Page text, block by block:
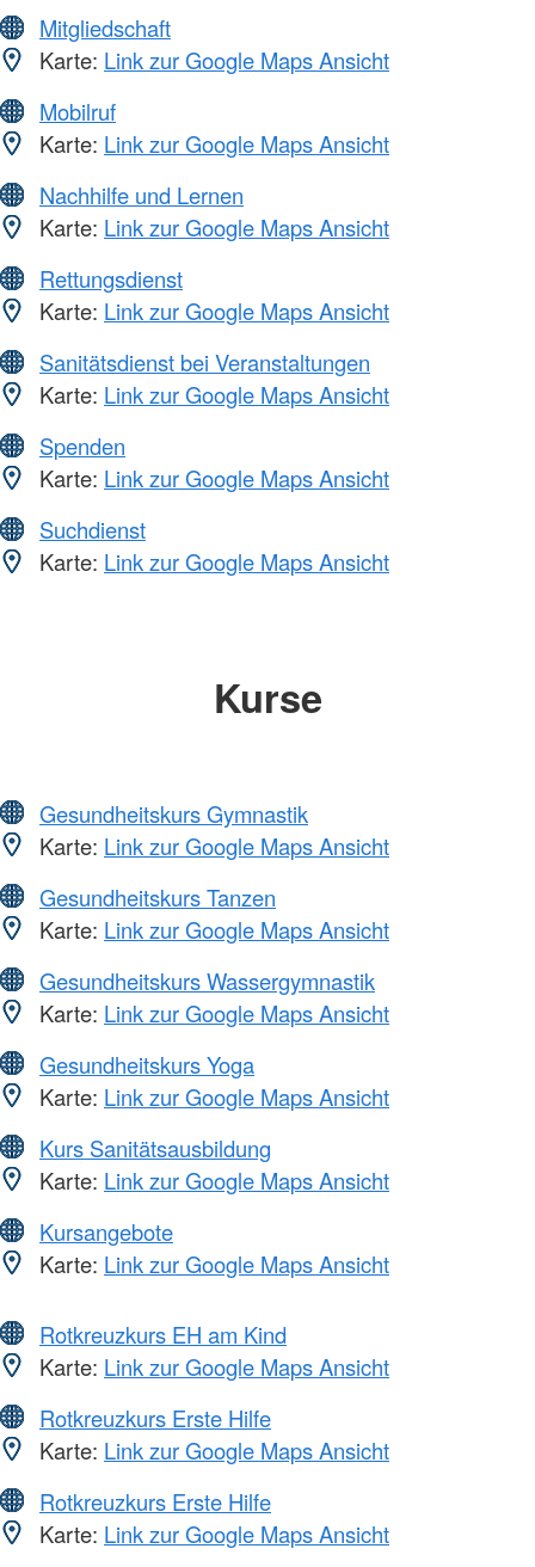
Mitgliedschaft
Karte: Link zur Google Maps Ansicht
Mobilruf
Karte: Link zur Google Maps Ansicht
Nachhilfe und Lernen
Karte: Link zur Google Maps Ansicht
Rettungsdienst
Karte: Link zur Google Maps Ansicht
Sanitätsdienst bei Veranstaltungen
Karte: Link zur Google Maps Ansicht
Spenden
Karte: Link zur Google Maps Ansicht
Suchdienst
Karte: Link zur Google Maps Ansicht
Kurse
Gesundheitskurs Gymnastik
Karte: Link zur Google Maps Ansicht
Gesundheitskurs Tanzen
Karte: Link zur Google Maps Ansicht
Gesundheitskurs Wassergymnastik
Karte: Link zur Google Maps Ansicht
Gesundheitskurs Yoga
Karte: Link zur Google Maps Ansicht
Kurs Sanitätsausbildung
Karte: Link zur Google Maps Ansicht
Kursangebote
Karte: Link zur Google Maps Ansicht
Rotkreuzkurs EH am Kind
Karte: Link zur Google Maps Ansicht
Rotkreuzkurs Erste Hilfe
Karte: Link zur Google Maps Ansicht
Rotkreuzkurs Erste Hilfe
Karte: Link zur Google Maps Ansicht